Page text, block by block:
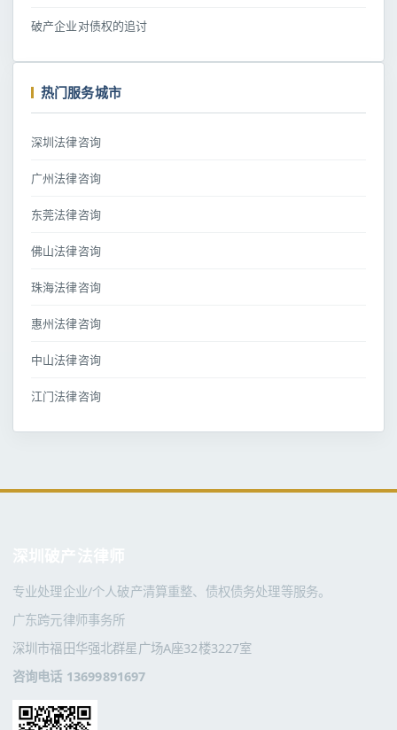
破产企业对债权的追讨
热门服务城市
深圳法律咨询
广州法律咨询
东莞法律咨询
佛山法律咨询
珠海法律咨询
惠州法律咨询
中山法律咨询
江门法律咨询
专业处理企业/个人破产清算重整、债权债务处理等服务。
广东跨元律师事务所
深圳市福田华强北群星广场A座32楼3227室
咨询电话 13699891697